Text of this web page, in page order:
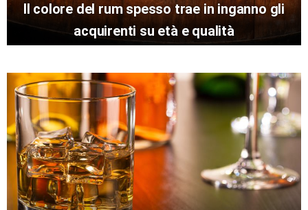
Il colore del rum spesso trae in inganno gli
acquirenti su età e qualità